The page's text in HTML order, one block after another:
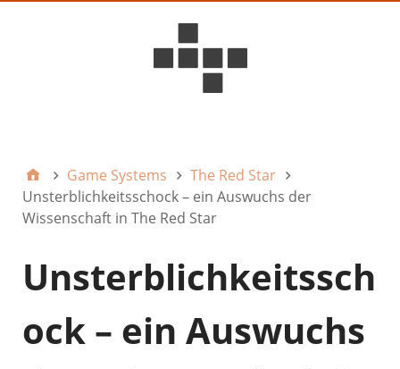
Game Systems
The Red Star
Unsterblichkeitsschock – ein Auswuchs der
Wissenschaft in The Red Star
Unsterblichkeitssch
ock – ein Auswuchs